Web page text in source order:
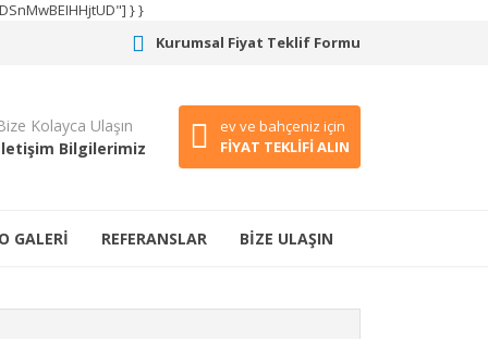
} }
Kurumsal Fiyat Teklif Formu
Kolayca Ulaşın
Bilgilerimiz
ev ve bahçeniz için
FİYAT TEKLİFİ ALIN
GALERİ REFERANSLAR BİZE ULAŞIN